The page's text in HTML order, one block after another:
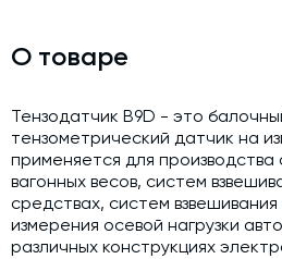
Зимний комплект. Изготовление и
Срочная техпомощь. Онлайн-
завода
Доставка, шеф-монтаж и пуско-
Автоматизированные системы
сложности
О товаре
Тензодатчик B9D - это
тензометрический датчик на
применяется для производства
вагонных весов, систем
средствах, систем
измерения осевой нагрузки
различных конструкциях